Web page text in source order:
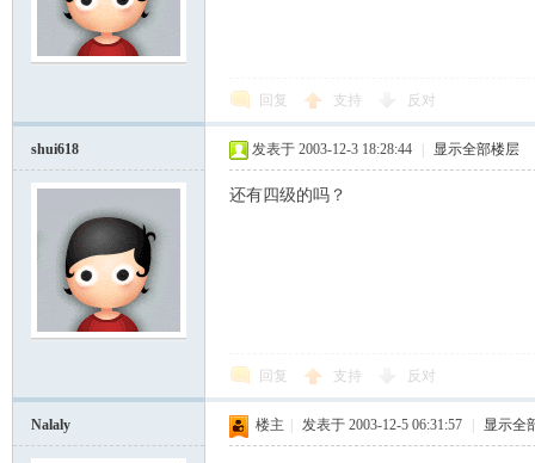
回复 支持 反对
shui618 发表于 2003-12-3 18:28:44 显示全部楼层
还有四级的吗？
回复 支持 反对
Nalaly 楼主 发表于 2003-12-5 06:31:57 显示全